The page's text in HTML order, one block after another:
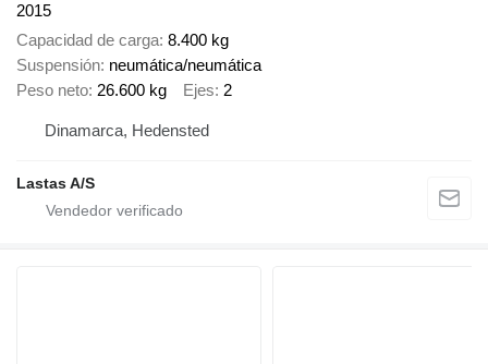
2015
Capacidad de carga 8.400 kg
Suspensión neumática/neumática
Peso neto 26.600 kg Ejes 2
Dinamarca, Hedensted
Lastas A/S